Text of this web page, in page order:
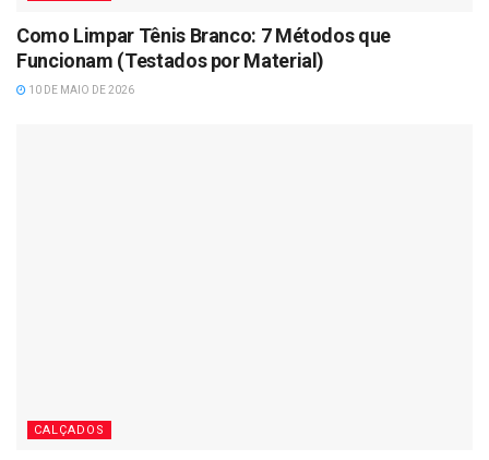
Como Limpar Tênis Branco: 7 Métodos que
Funcionam (Testados por Material)
10 DE MAIO DE 2026
CALÇADOS